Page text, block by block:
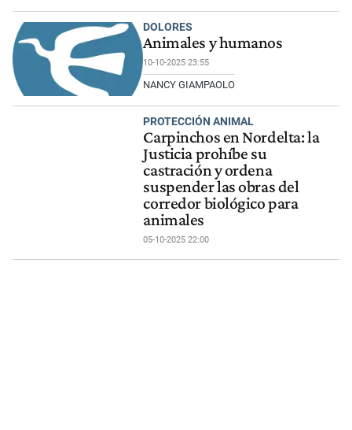
DOLORES
Animales y humanos
10-10-2025 23:55
NANCY GIAMPAOLO
PROTECCIÓN ANIMAL
Carpinchos en Nordelta: la
Justicia prohíbe su
castración y ordena
suspender las obras del
corredor biológico para
animales
05-10-2025 22:00